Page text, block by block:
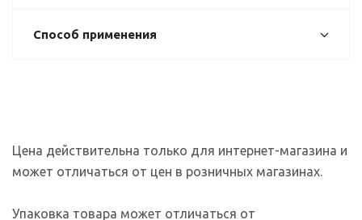
Способ применения
Цена действительна только для интернет-магазина и
может отличаться от цен в розничных магазинах.
Упаковка товара может отличаться от